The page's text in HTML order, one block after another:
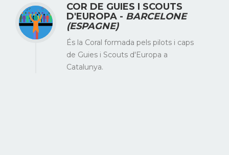
COR DE GUIES I SCOUTS
D'EUROPA - BARCELONE
(ESPAGNE)
És la Coral formada pels pilots i caps
de Guies i Scouts d'Europa a
Catalunya.